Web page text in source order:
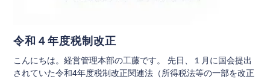
令和４年度税制改正
こんにちは。経営管理本部の工藤です。 先日、１月に国会提出
されていた令和4年度税制改正関連法（所得税法等の一部を改正